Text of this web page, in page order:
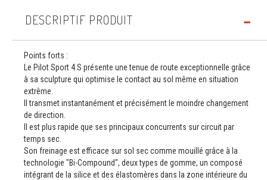
DESCRIPTIF PRODUIT
Points forts :
Le Pilot Sport 4 S présente une tenue de route exceptionnelle grâce
à sa sculpture qui optimise le contact au sol même en situation
extrême.
Il transmet instantanément et précisément le moindre changement
de direction.
Il est plus rapide que ses principaux concurrents sur circuit par
temps sec.
Son freinage est efficace sur sol sec comme mouillé grâce à la
technologie "Bi-Compound", deux types de gomme, un composé
intégrant de la silice et des élastomères dans la zone intérieure du